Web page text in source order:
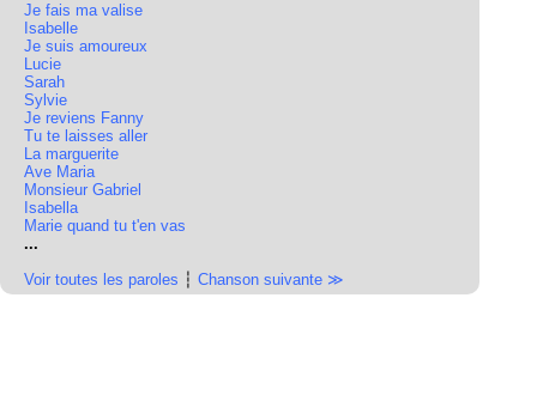
Je fais ma valise
Isabelle
Je suis amoureux
Lucie
Sarah
Sylvie
Je reviens Fanny
Tu te laisses aller
La marguerite
Ave Maria
Monsieur Gabriel
Isabella
Marie quand tu t'en vas
...
Voir toutes les paroles ┆ Chanson suivante ≫